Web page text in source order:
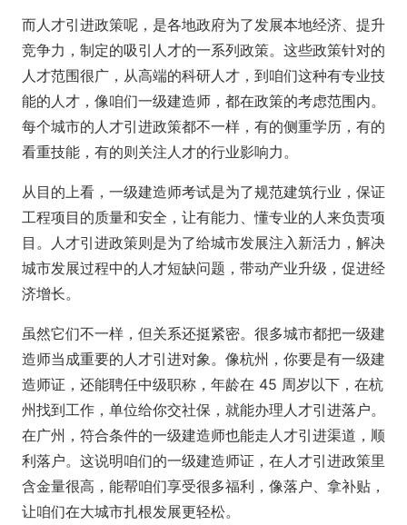
而人才引进政策呢，是各地政府为了发展本地经济、提升
竞争力，制定的吸引人才的一系列政策。这些政策针对的
人才范围很广，从高端的科研人才，到咱们这种有专业技
能的人才，像咱们一级建造师，都在政策的考虑范围内。
每个城市的人才引进政策都不一样，有的侧重学历，有的
看重技能，有的则关注人才的行业影响力。
从目的上看，一级建造师考试是为了规范建筑行业，保证
工程项目的质量和安全，让有能力、懂专业的人来负责项
目。人才引进政策则是为了给城市发展注入新活力，解决
城市发展过程中的人才短缺问题，带动产业升级，促进经
济增长。
虽然它们不一样，但关系还挺紧密。很多城市都把一级建
造师当成重要的人才引进对象。像杭州，你要是有一级建
造师证，还能聘任中级职称，年龄在 45 周岁以下，在杭
州找到工作，单位给你交社保，就能办理人才引进落户。
在广州，符合条件的一级建造师也能走人才引进渠道，顺
利落户。这说明咱们的一级建造师证，在人才引进政策里
含金量很高，能帮咱们享受很多福利，像落户、拿补贴，
让咱们在大城市扎根发展更轻松。